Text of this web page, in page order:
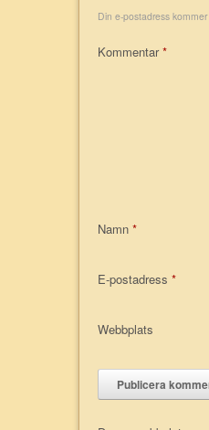
Din e-postadress
Kommentar*
Namn *
E-postadress *
Webbplats